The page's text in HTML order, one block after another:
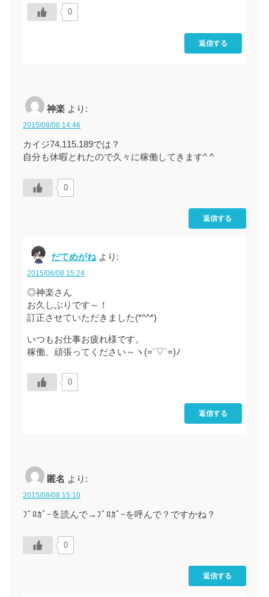
0
返信する
神楽 より:
2015/08/08 14:46
カイジ74.115.189では？
自分も休暇とれたので久々に稼働してきます^ ^
0
返信する
だてめがね より:
2015/08/08 15:24
◎神楽さん
お久しぶりです～！
訂正させていただきました(*^^*)
いつもお仕事お疲れ様です。
稼働、頑張ってください～ヽ(=´▽`=)ﾉ
0
返信する
匿名 より:
2015/08/08 15:10
ﾌﾞﾛｶﾞｰを読んで→ﾌﾞﾛｶﾞｰを呼んで？ですかね？
0
返信する